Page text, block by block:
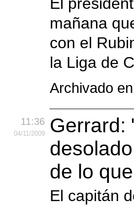
El
mañana
con el
la Liga de
Archivado
11:36
04/11/2009
Gerrard:
de lo
El capitán